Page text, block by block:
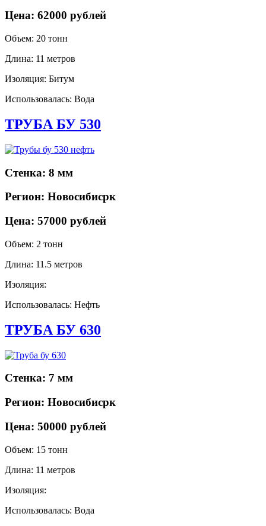
Цена: 62000 рублей
Объем: 20 тонн
Длина: 11 метров
Изоляция: Битум
Использовалась: Вода
ТРУБА БУ 530
Стенка: 8 мм
Регион: Новосибисрк
Цена: 57000 рублей
Объем: 2 тонн
Длина: 11.5 метров
Изоляция:
Использовалась: Нефть
ТРУБА БУ 630
Стенка: 7 мм
Регион: Новосибисрк
Цена: 50000 рублей
Объем: 15 тонн
Длина: 11 метров
Изоляция:
Использовалась: Вода